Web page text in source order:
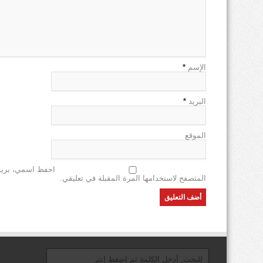
الإسم *
البريد *
الموقع
احفظ اسمي،
المتصفح لاستخدامها المرة المقبلة في تعليقي.